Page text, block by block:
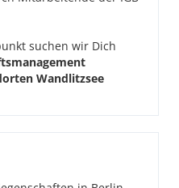
suchen wir Dich
Wandlitzsee